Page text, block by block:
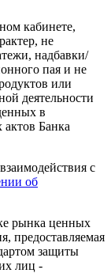
кабинете,
не
надбавки/
пая и не
или
деятельности
в
Банка
с
об
рынка ценных
предоставляемая
защиты
лиц -